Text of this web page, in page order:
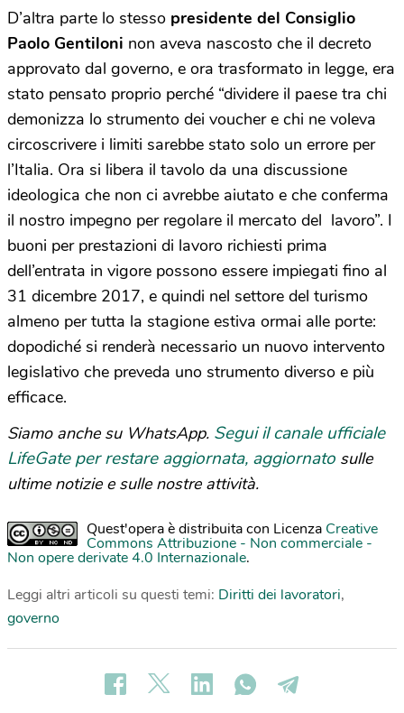
D’altra parte lo stesso presidente del Consiglio
Paolo Gentiloni non aveva nascosto che il decreto
approvato dal governo, e ora trasformato in legge, era
stato pensato proprio perché “dividere il paese tra chi
demonizza lo strumento dei voucher e chi ne voleva
circoscrivere i limiti sarebbe stato solo un errore per
l’Italia. Ora si libera il tavolo da una discussione
ideologica che non ci avrebbe aiutato e che conferma
il nostro impegno per regolare il mercato del lavoro”. I
buoni per prestazioni di lavoro richiesti prima
dell’entrata in vigore possono essere impiegati fino al
31 dicembre 2017, e quindi nel settore del turismo
almeno per tutta la stagione estiva ormai alle porte:
dopodiché si renderà necessario un nuovo intervento
legislativo che preveda uno strumento diverso e più
efficace.
Siamo anche su WhatsApp. Segui il canale ufficiale
LifeGate per restare aggiornata, aggiornato sulle
ultime notizie e sulle nostre attività.
Quest'opera è distribuita con Licenza Creative
Commons Attribuzione - Non commerciale -
Non opere derivate 4.0 Internazionale.
Leggi altri articoli su questi temi: Diritti dei lavoratori,
governo